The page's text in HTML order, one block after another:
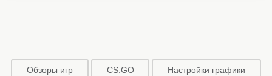
Обзоры игр CS:GO Настройки графики